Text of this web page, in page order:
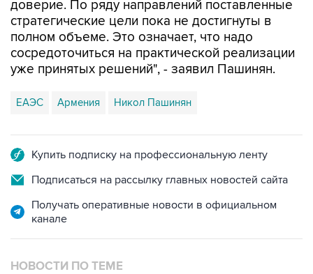
доверие. По ряду направлений поставленные
стратегические цели пока не достигнуты в
полном объеме. Это означает, что надо
сосредоточиться на практической реализации
уже принятых решений", - заявил Пашинян.
ЕАЭС Армения Никол Пашинян
Купить подписку на профессиональную ленту
Подписаться на рассылку главных новостей сайта
Получать оперативные новости в официальном
канале
НОВОСТИ ПО ТЕМЕ